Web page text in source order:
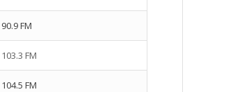
90.9 FM
103.3 FM
104.5 FM